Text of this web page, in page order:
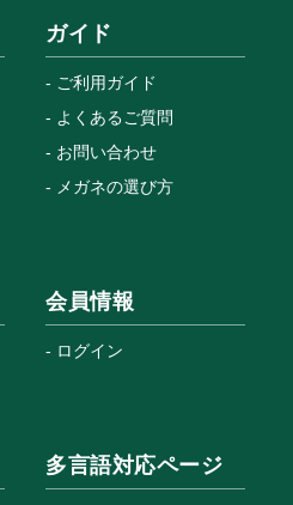
ガイド
ご利用ガイド
よくあるご質問
お問い合わせ
メガネの選び方
会員情報
ログイン
多言語対応ページ